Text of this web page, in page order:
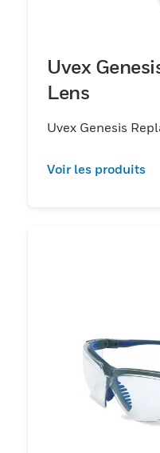
Uvex
Lens
Uvex Genesis
Voir les produits